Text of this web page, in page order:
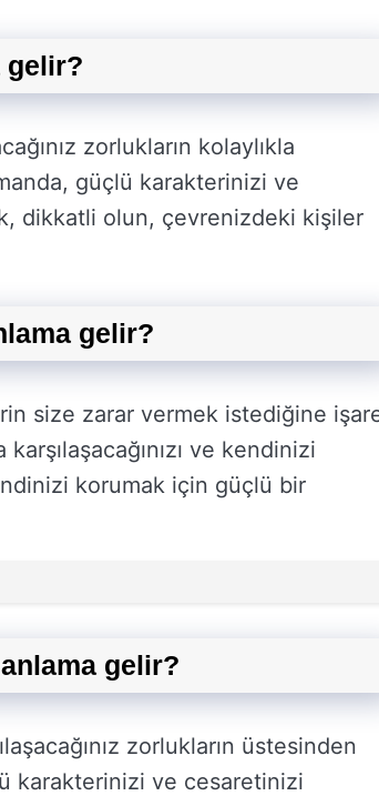
gelir?
zorlukların kolaylıkla
güçlü karakterinizi ve
dikkatli olun, çevrenizdeki kişiler
gelir?
size zarar vermek istediğine
ve kendinizi
korumak için güçlü bir
gelir?
zorlukların üstesinden
karakterinizi ve cesaretinizi